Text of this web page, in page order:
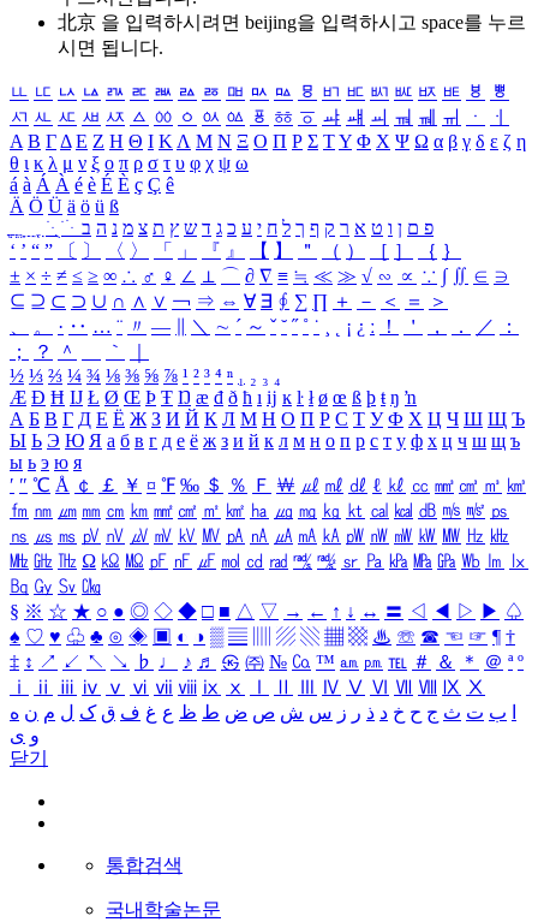
北京 을 입력하시려면 beijing을 입력하시고 space를 누르
시면 됩니다.
ㅥ ㅦ ㅧ ㅨ ㅩ ㅪ ㅫ ㅬ ㅭ ㅮ ㅯ ㅰ ㅱ ㅲ ㅳ ㅴ ㅵ ㅶ ㅷ ㅸ
ㅹ
ㅺ ㅻ ㅼ ㅽ ㅾ ㅿ ㆀ ㆁ ㆂ ㆃ ㆄ ㆅ ㆆ ㆇ ㆈ ㆉ ㆊ ㆋ ㆌ ㆍ
ㆎ
Α Β ΓΔ Ε Ζ Η Θ Ι ΚΛ Μ Ν Ξ Ο Π Ρ Σ ΤΥ Φ Χ Ψ Ω α β γ δ ε ζ η
θ ι κ λ μ ν ξ ο π ρ σ τ υ φ χ ψ ω
á à Á À é è É È ç Ç ê
Ä Ö Ü ä ö ü ß
ִֶֹ ֻּ ׁׂ פ ם ן ו ט א ר ק ף ך ל ח י ע כ ג ד ש ץ ת צ מ נ ה ב
‘ ’ “ ” 〔 〕 〈 〉 「 」 『 』 【 】 ＂ （ ） ［ ］ ｛ ｝
± × ÷ ≠ ≤ ≥ ∞ ∴ ♂ ♀ ∠ ⊥ ⌒ ∂ ∇ ≡ ≒ ≪ ≫ √ ∽ ∝ ∵ ∫ ∬ ∈ ∋
⊆ ⊇ ⊂ ⊃ ∪ ∩ ∧ ∨ ￢ ⇒ ⇔ ∀ ∃ ∮ ∑ ∏ ＋ － ＜ ＝
＞
、
。 · ‥ … ¨ 〃 ― ＼ ∼ ´ ～ ˇ ˘ ˝ ˚ ˙ ¸ ¡ ¿ ː ！ ＇ ， ． ／
：
；
？ ＾ ｀
½ ⅓ ⅔ ¼ ¾ ⅛ ⅜ ⅝ ⅞ ¹ ² ³ ⁴ ⁿ ₁ ₂ ₃ ₄
Æ Ð Ħ Ĳ Ł Ø Œ Þ Ŧ Ŋ æ đ ð ħ ı ĳ ĸ ŀ ł ø œ ß þ ŧ ŋ ŉ
А Б В Г Д Е Ё Ж З И Й К Л М Н О П Р С Т У Ф Х Ц Ч Ш Щ Ъ
Ы Ь Э Ю Я а б в г д е ё ж з и й к л м н о п р с т у ф х ц ч ш щ ъ
ы ь э ю я
′ ″ ℃ Å ￠ ￡ ￥ ¤ ℉ ‰ ＄ ％ Ｆ ￦ ㎕ ㎖ ㎗ ℓ ㎘ ㏄ ㎣ ㎤ ㎥ ㎦
㎙ ㎚ ㎛ ㎜ ㎝ ㎞ ㎟ ㎠ ㎡ ㎢ ㏊ ㎍ ㎎ ㎏ ㏏ ㎈ ㎉ ㏈ ㎧ ㎨ ㎰
㎱ ㎲ ㎳ ㎴ ㎵ ㎶ ㎷ ㎸ ㎹ ㎀ ㎁ ㎂ ㎃ ㎄ ㎺ ㎻ ㎽ ㎾ ㎿ ㎐ ㎑
㎒ ㎓ ㎔ Ω ㏀ ㏁ ㎊ ㎋ ㎌ ㏖ ㏅ ㎭ ㎮ ㎯ ㏛ ㎩ ㎪ ㎫ ㎬ ㏝ ㏐
㏓
㏃ ㏉ ㏜ ㏆
§ ※ ☆ ★ ○ ● ◎ ◇ ◆ □ ■ △ ▽ → ← ↑ ↓ ↔ 〓 ◁ ◀ ▷ ▶ ♤
♠ ♡ ♥ ♧ ♣ ⊙ ◈ ▣ ◐ ◑ ▒ ▤ ▨ ▧ ▦ ▩ ♨ ☏ ☎ ☜ ☞ ¶ †
‡ ↕ ↗ ↙ ↖ ↘ ♭ ♩ ♪ ♬ ㉿ ㈜ № ㏇ ™ ㏂ ㏘ ℡ ＃ ＆ ＊ ＠ ª º
ⅰ
ⅱ ⅲ ⅳ ⅴ ⅵ ⅶ ⅷ ⅸ ⅹ Ⅳ Ⅴ Ⅵ Ⅶ Ⅷ Ⅸ Ⅹ
ب ت ث ج ح خ د ذ ر ز س ش ص ض ط ظ ع غ ف ق ک ل م ن ه
و ی
닫기
통합검색
국내학술논문